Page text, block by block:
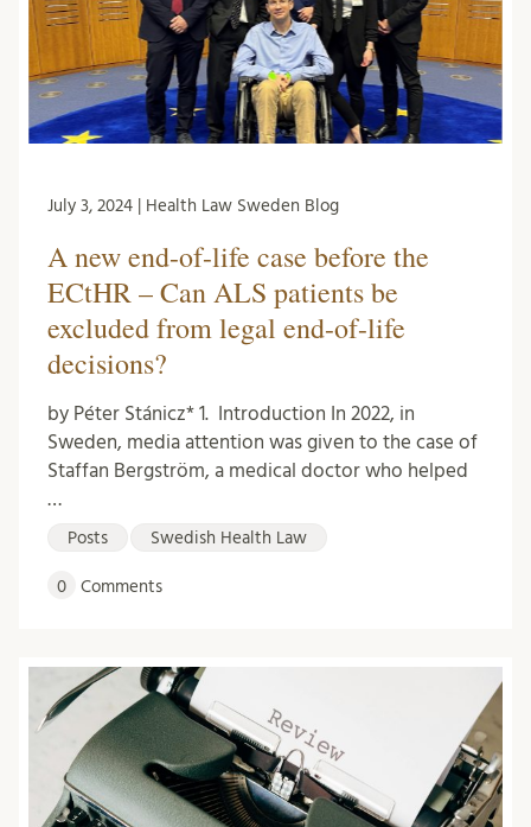
July 3, 2024 | Health Law Sweden Blog
A new end-of-life case before the
ECtHR – Can ALS patients be
excluded from legal end-of-life
decisions?
by Péter Stánicz* 1. Introduction In 2022, in
Sweden, media attention was given to the case of
Staffan Bergström, a medical doctor who helped
…
Posts Swedish Health Law
0 Comments